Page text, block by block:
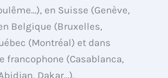
en Suisse (Genève,
Belgique (Bruxelles,
(Montréal) et dans
francophone (Casablanca,
Dakar…).